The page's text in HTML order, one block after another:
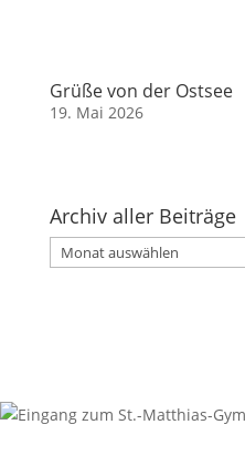
Grüße von der Ostsee
19. Mai 2026
Archiv aller Beiträge
Archiv
aller